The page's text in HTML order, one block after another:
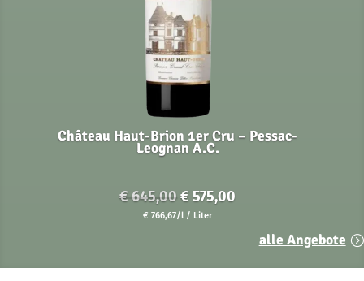
Château Haut-Brion 1er Cru – Pessac-
Leognan A.C.
€645,00Ursprünglicher
Preis
€575,00
€ 766,67/l / Liter
alle Angebote